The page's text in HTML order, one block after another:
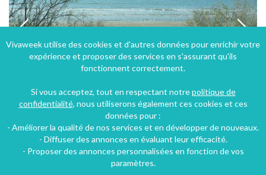
à 30 m du bord de mer dans quatier résidentiel calme
La Grande-Motte (25 km), Hérault, Languedoc-Roussillon, Occitanie, France
Vivaweek utilise des cookies et d'autres données pour enrichir votre
expérience et proposer des services en s'assurant qu'ils
fonctionnent correctement.
Si vous acceptez, tout en respectant notrepolitique de
confidentialité, nous utiliserons également ces cookies et ces
données pour :
- Améliorer la qualité de nos services et en développer de nouveaux.
- Diffuser des annonces en évaluant leur efficacité.
- Proposer des annonces personnalisées en fonction de vos
paramètres.